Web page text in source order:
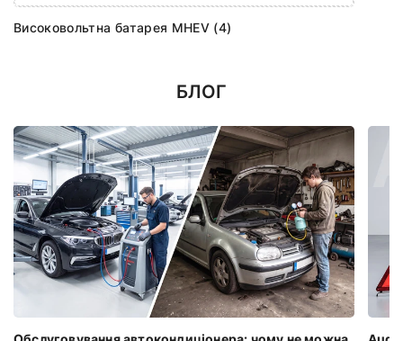
Високовольтна батарея MHEV (4)
БЛОГ